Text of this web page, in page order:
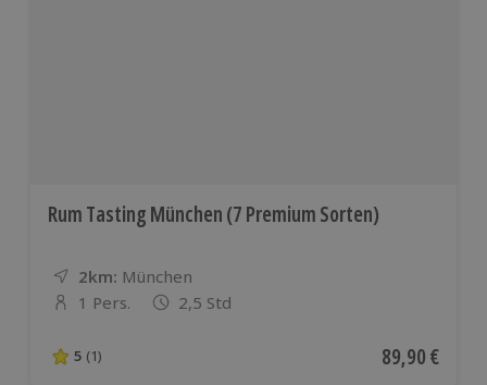
Rum Tasting München (7 Premium Sorten)
2km: Entfernung
Standort
München
Anzahl der Teilnehmer
1 Pers. 2,5 Std
5 von 5 Sternen basierend auf 1 Bewertungen
5 (1) Aktueller
89,90 €